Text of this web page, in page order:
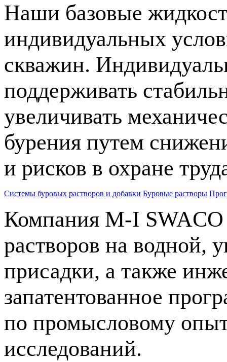
Наши базовые
индивидуальных
скважин.
поддерживать
увеличивать
бурения путем
и рисков в охране
Системы буровых растворов и добавки Буровые растворы
Компания M-I
растворов на водной,
присадки, а также
запатентованное
по промысловому
исследований.